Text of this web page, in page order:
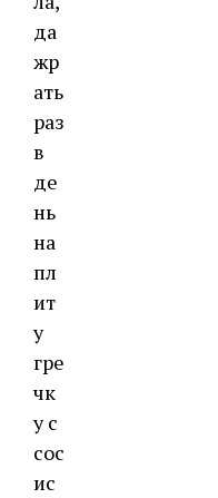
да
жр
ать
раз
в
де
нь
на
пл
ит
у
гре
чк
у с
сос
ис